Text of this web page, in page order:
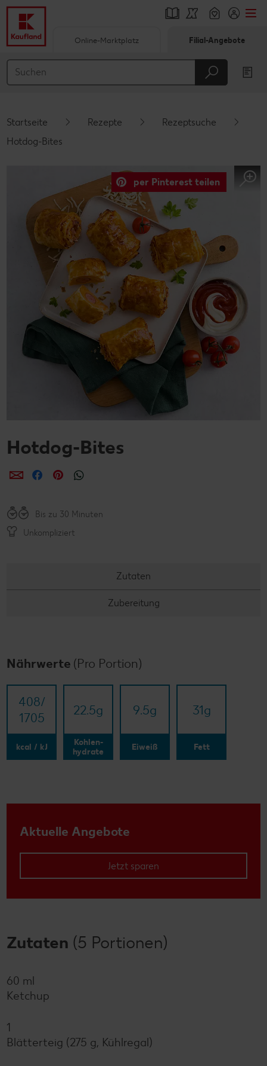
Hauptinhalt
Schwebender Seitenbereich
Online-Marktplatz Filial-Angebote
Startseite Rezepte
Rezeptsuche
Hotdog-Bites
per Pinterest teilen
Hotdog-Bites
per E-Mail teilen
per Facebook teilen
per Pinterest teilen
Bis zu 30 Minuten
Unkompliziert
Zutaten
Zubereitung
Nährwerte (Pro Portion)
408/​
1705
kcal / kJ
22.5g
Kohlen-
hydrate
9.5g
Eiweiß
31g
Fett
Aktuelle Angebote
Jetzt sparen
Zutaten (5 Portionen)
60 ml
Ketchup
1
Blätterteig (275 g, Kühlregal)